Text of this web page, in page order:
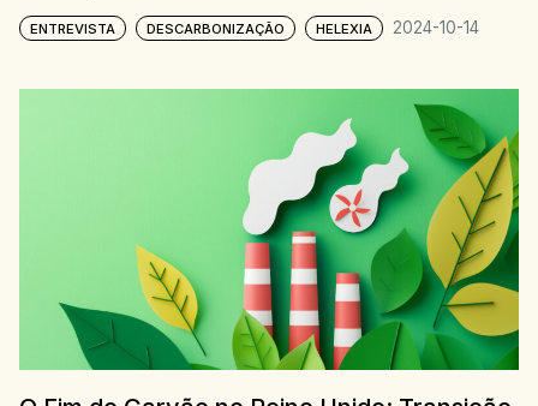
ENTREVISTA DESCARBONIZAÇÃO HELEXIA 2024-10-14